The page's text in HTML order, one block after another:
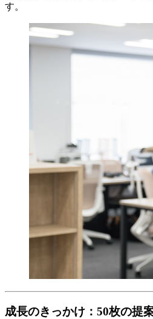
す。
成長のきっかけ：50枚の提